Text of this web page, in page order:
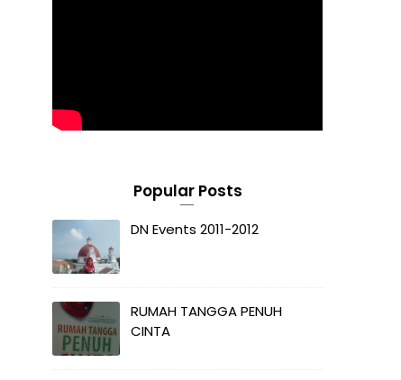
Popular Posts
DN Events 2011-2012
RUMAH TANGGA PENUH
CINTA